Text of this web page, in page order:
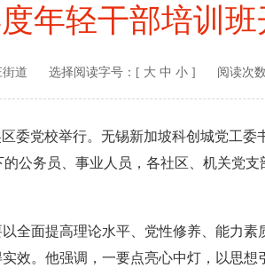
年轻干部培训
街道 选择阅读字号：[ 大 中 小] 阅读次
党校举行。无锡新加坡科创城党工委
公务员、事业人员，各社区、机关党
面提高理论水平、党性修养、能力素
效。他强调，一要点亮心中灯，以思想